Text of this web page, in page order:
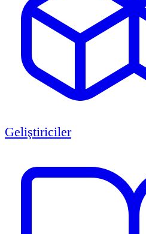
Geliştiriciler